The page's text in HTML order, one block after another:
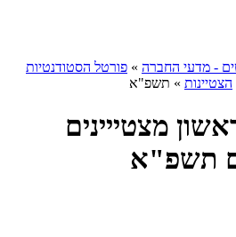
- מדעי החברה » פורטל הסטודנטיות
הצטיינות » תשפ"א
מצטייינים
תשפ"א